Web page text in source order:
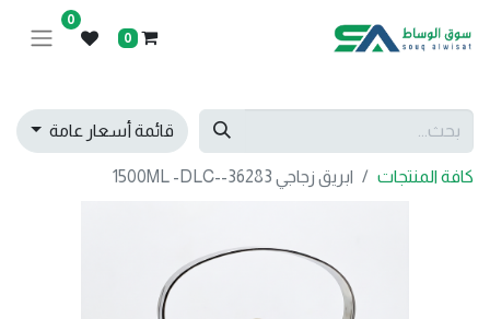
0
0
قائمة أسعار عامة
كافة المنتجات ابريق زجاجي 1500ML -DLC--36283